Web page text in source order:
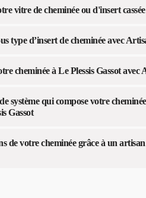
vitre de cheminée ou d'insert
type d’insert de cheminée avec
cheminée à Le Plessis Gassot
système qui compose votre
Gassot
de votre cheminée grâce à un